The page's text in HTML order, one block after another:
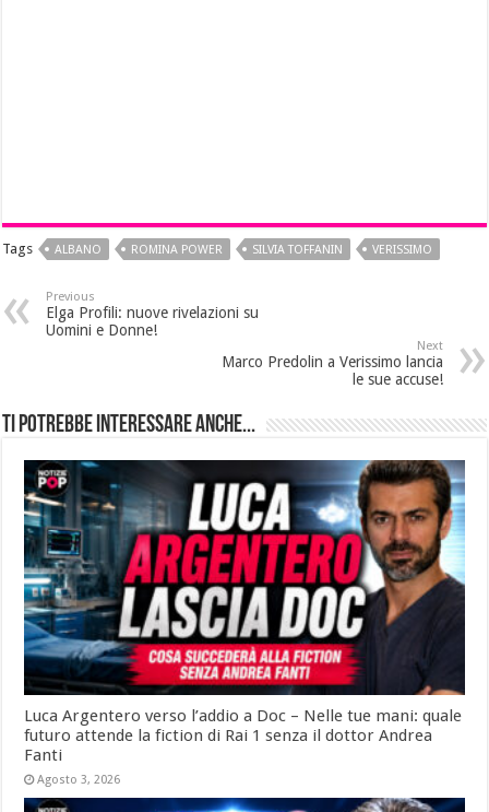
Tags ALBANO ROMINA POWER SILVIA TOFFANIN VERISSIMO
Previous
Elga Profili: nuove rivelazioni su
Uomini e Donne!
Next
Marco Predolin a Verissimo lancia
le sue accuse!
Ti potrebbe interessare anche...
Luca Argentero verso l’addio a Doc – Nelle tue mani: quale
futuro attende la fiction di Rai 1 senza il dottor Andrea
Fanti
Agosto 3, 2026